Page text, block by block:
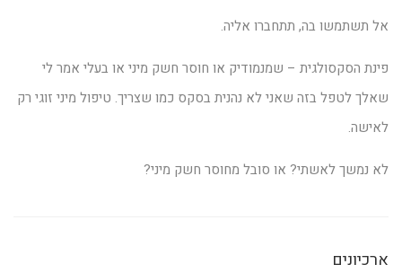
אל תשתמשו בה, תתחברו אליה.
פינת הסקסולגית – שמנמודיק או חוסר חשק מיני או בעלי אמר לי
שאלך לטפל בזה שאני לא נהנית בסקס כמו שצריך. טיפול מיני זוגי רק
לאישה.
לא נמשך לאשתי? או סובל מחוסר חשק מיני?
ארכיונים